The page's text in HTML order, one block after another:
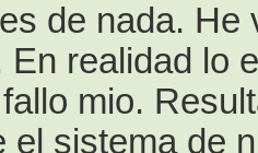
de nada.
En realidad lo
mio.
el sistema de